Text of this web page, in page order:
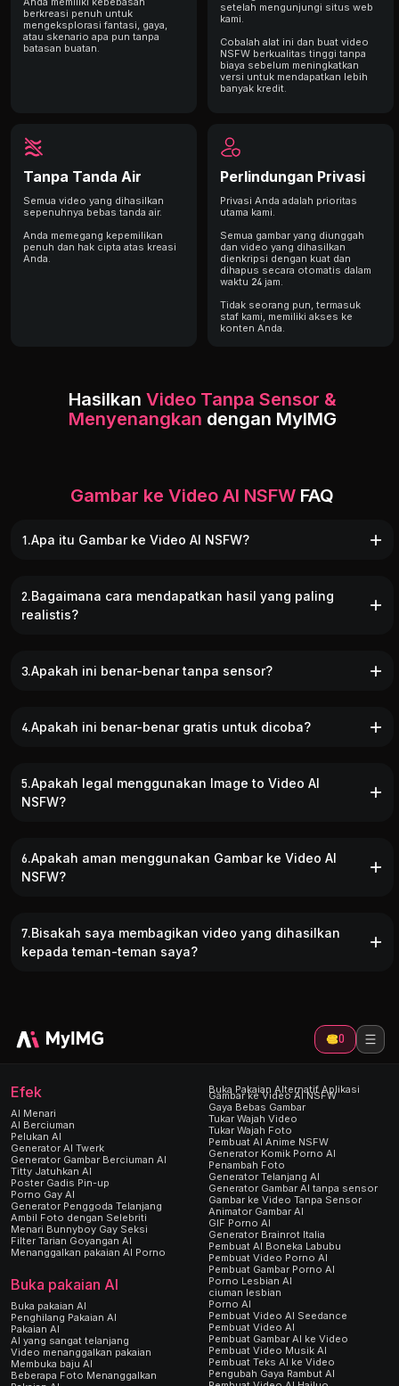
berkreasi penuh untuk
mengeksplorasi fantasi, gaya,
atau skenario apa pun tanpa
batasan buatan.
setelah mengunjungi situs web
kami.
Cobalah alat ini dan buat video
NSFW berkualitas tinggi tanpa
biaya sebelum meningkatkan
versi untuk mendapatkan lebih
banyak kredit.
Tanpa Tanda Air
Semua video yang dihasilkan
sepenuhnya bebas tanda air.
Anda memegang kepemilikan
penuh dan hak cipta atas kreasi
Anda.
Perlindungan Privasi
Privasi Anda adalah prioritas
utama kami.
Semua gambar yang diunggah
dan video yang dihasilkan
dienkripsi dengan kuat dan
dihapus secara otomatis dalam
waktu 24 jam.
Tidak seorang pun, termasuk
staf kami, memiliki akses ke
konten Anda.
Hasilkan Video Tanpa Sensor &
Menyenangkan dengan MyIMG
menghasilkan video dewasa
yang sepenuhnya tanpa sensor
nyata yang ekstensif, sehingga
memungkinkannya
menjaga keakuratan anatomi
dan gerakan seperti aslinya.
Pilih dari beragam efek video
preset lucu yang dirancang
membuka pakaian dengan
menggoda, menari menggoda,
menyenangkan untuk membuat
video NSFW yang menarik
mengambil kendali
Jelaskan visi Anda yang
dan suasana hati
Anda juga dapat
Gambar ke Video AI NSFW FAQ
1.Apa itu Gambar ke Video AI NSFW?
2.Bagaimana cara mendapatkan hasil yang paling
realistis?
3.Apakah ini benar-benar tanpa sensor?
4.Apakah ini benar-benar gratis untuk dicoba?
5.Apakah legal menggunakan Image to Video AI
NSFW?
6.Apakah aman menggunakan Gambar ke Video AI
NSFW?
7.Bisakah saya membagikan video yang dihasilkan
kepada teman-teman saya?
0
Efek
AI Menari
AI Berciuman
Pelukan AI
Generator AI Twerk
Generator Gambar Berciuman AI
Titty Jatuhkan AI
Poster Gadis Pin-up
Porno Gay AI
Generator Penggoda Telanjang
Ambil Foto dengan Selebriti
Menari Bunnyboy Gay Seksi
Filter Tarian Goyangan AI
Menanggalkan pakaian AI Porno
Buka pakaian AI
Buka pakaian AI
Penghilang Pakaian AI
Pakaian AI
AI yang sangat telanjang
Video menanggalkan pakaian
Membuka baju AI
Beberapa Foto Menanggalkan
Buka Pakaian Alternatif Aplikasi
Gambar ke Video AI NSFW
Gaya Bebas Gambar
Tukar Wajah Video
Tukar Wajah Foto
Pembuat AI Anime NSFW
Generator Komik Porno AI
Penambah Foto
Generator Telanjang AI
Generator Gambar AI tanpa sensor
Gambar ke Video Tanpa Sensor
Animator Gambar AI
GIF Porno AI
Generator Brainrot Italia
Pembuat AI Boneka Labubu
Pembuat Video Porno AI
Pembuat Gambar Porno AI
Porno Lesbian AI
ciuman lesbian
Porno AI
Pembuat Video AI Seedance
Pembuat Video AI
Pembuat Gambar AI ke Video
Pembuat Video Musik AI
Pembuat Teks AI ke Video
Pengubah Gaya Rambut AI